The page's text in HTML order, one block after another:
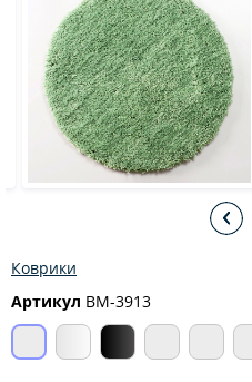
Коврики
Артикул BM-3913